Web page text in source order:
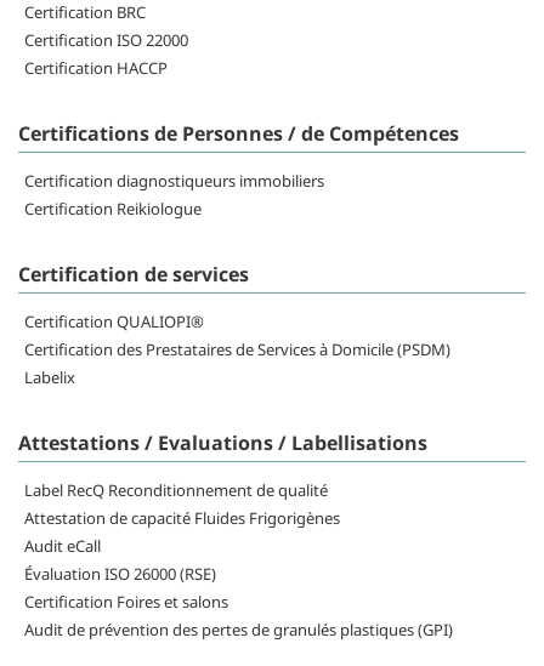
Certification BRC
Certification ISO 22000
Certification HACCP
Certifications de Personnes / de Compétences
Certification diagnostiqueurs immobiliers
Certification Reikiologue
Certification de services
Certification QUALIOPI®
Certification des Prestataires de Services à Domicile (PSDM)
Labelix
Attestations / Evaluations / Labellisations
Label RecQ Reconditionnement de qualité
Attestation de capacité Fluides Frigorigènes
Audit eCall
Évaluation ISO 26000 (RSE)
Certification Foires et salons
Audit de prévention des pertes de granulés plastiques (GPI)